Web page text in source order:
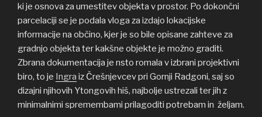
ki je osnova za umestitev objekta v prostor. Po dokončni
parcelaciji se je podala vloga za izdajo lokacijske
informacije na občino, kjer je so bile opisane zahteve za
gradnjo objekta ter kakšne objekte je možno graditi.
Zbrana dokumentacija je nsto romala v izbrani projektivni
biro, to je Ingra iz Črešnjevcev pri Gornji Radgoni, saj so
dizajni njihovih Ytongovih hiš, najbolje ustrezali ter jih z
minimalnimi spremembami prilagoditi potrebam in željam.